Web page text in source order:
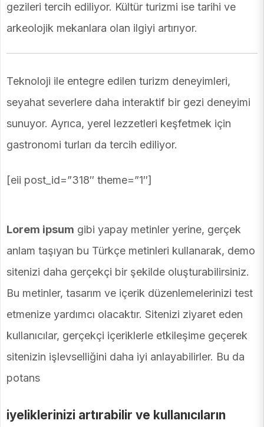
gezileri tercih ediliyor. Kültür turizmi ise tarihi ve
arkeolojik mekanlara olan ilgiyi artırıyor.
Teknoloji ile entegre edilen turizm deneyimleri,
seyahat severlere daha interaktif bir gezi deneyimi
sunuyor. Ayrıca, yerel lezzetleri keşfetmek için
gastronomi turları da tercih ediliyor.
[eii post_id=”318″ theme=”1″]
Lorem ipsum gibi yapay metinler yerine, gerçek
anlam taşıyan bu Türkçe metinleri kullanarak, demo
sitenizi daha gerçekçi bir şekilde oluşturabilirsiniz.
Bu metinler, tasarım ve içerik düzenlemelerinizi test
etmenize yardımcı olacaktır. Sitenizi ziyaret eden
kullanıcılar, gerçekçi içeriklerle etkileşime geçerek
sitenizin işlevselliğini daha iyi anlayabilirler. Bu da
potans
iyeliklerinizi artırabilir ve kullanıcıların